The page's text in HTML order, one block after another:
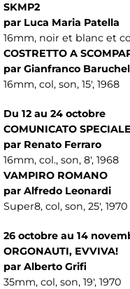
SKMP2
par Luca Maria Patella
16mm, noir et blanc et
COSTRETTO A
par Gianfranco
16mm, col, son, 15', 1968
Du 12 au 24 octobre
COMUNICATO SPECIALE
par Renato Ferraro
16mm, col., son, 8', 1968
VAMPIRO ROMANO
par Alfredo Leonardi
Super8, col, son, 25', 1970
26 octobre au 14
ORGONAUTI, EVVIVA!
par Alberto Grifi
35mm, col, son, 19', 1970